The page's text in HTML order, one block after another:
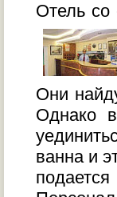
Отель со
Они
Однако
ванна и